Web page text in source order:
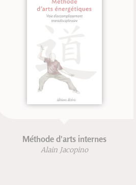
d'arts internes
Alain Jacopino